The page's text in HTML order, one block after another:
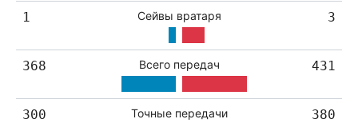
1 Сейвы вратаря 3
368 Всего передач 431
300 Точные передачи 380